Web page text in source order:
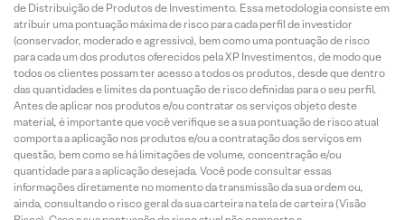
de Distribuição de Produtos de Investimento. Essa metodologia consiste em
atribuir uma pontuação máxima de risco para cada perfil de investidor
(conservador, moderado e agressivo), bem como uma pontuação de risco
para cada um dos produtos oferecidos pela XP Investimentos, de modo que
todos os clientes possam ter acesso a todos os produtos, desde que dentro
das quantidades e limites da pontuação de risco definidas para o seu perfil.
Antes de aplicar nos produtos e/ou contratar os serviços objeto deste
material, é importante que você verifique se a sua pontuação de risco atual
comporta a aplicação nos produtos e/ou a contratação dos serviços em
questão, bem como se há limitações de volume, concentração e/ou
quantidade para a aplicação desejada. Você pode consultar essas
informações diretamente no momento da transmissão da sua ordem ou,
ainda, consultando o risco geral da sua carteira na tela de carteira (Visão